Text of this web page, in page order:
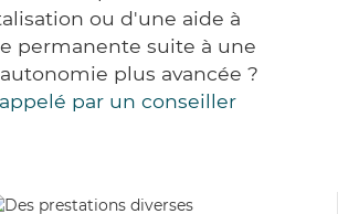
ou d'une aide à
permanente suite à une
plus avancée ?
par un conseiller